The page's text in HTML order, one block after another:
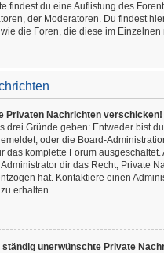
findest du eine Auflistung des
der Moderatoren. Du findest
wie die Foren, die diese im
Privaten Nachrichten verschicken!
drei Gründe geben: Entweder bist
oder die Board-
das komplette Forum
dir das Recht, Private
hat. Kontaktiere einen
erhalten.
ständig unerwünschte Private